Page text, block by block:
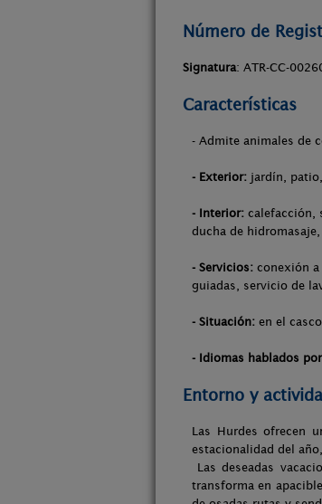
Número de
Signatura: ATR-CC-
Características
- Admite animales de
- Exterior: jardín,
- Interior: calefacción,
ducha de
- Servicios: conexión
guiadas, servicio de
- Situación: en el
- Idiomas hablados
Entorno y
Las Hurdes ofrecen
estacionalidad del
Las deseadas
transforma en